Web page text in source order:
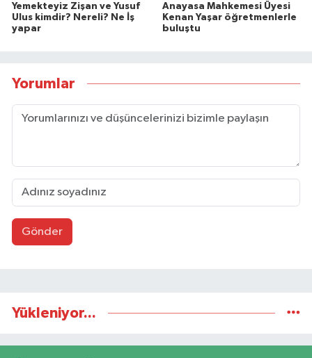
Yemekteyiz Zişan ve Yusuf
Ulus kimdir? Nereli? Ne İş
yapar
Anayasa Mahkemesi Üyesi
Kenan Yaşar öğretmenlerle
buluştu
Yorumlar
Gönder
Yükleniyor...